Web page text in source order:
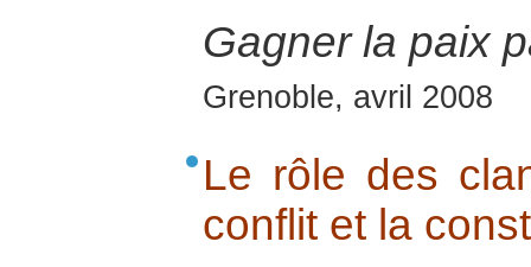
Gagner la paix
Grenoble, avril 2008
Le rôle des
conflit et la